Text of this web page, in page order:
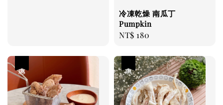
冷凍乾燥 南瓜丁
Pumpkin
Regular
NT$ 180